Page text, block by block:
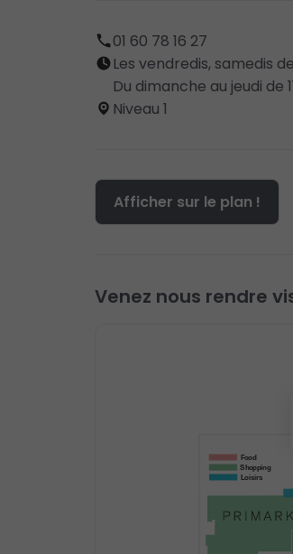
01 60 78 16 27
Les vendredis, samedis de
Du dimanche au jeudi de
Niveau 1
Afficher sur le plan !
Venez nous rendre
Food
Shopping
Loisirs